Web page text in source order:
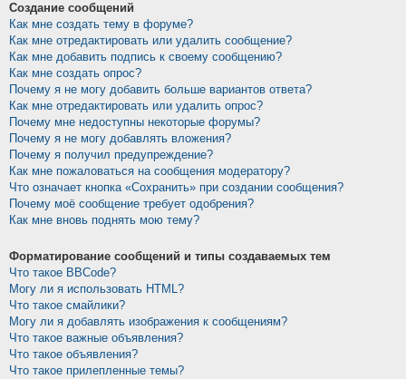
Создание сообщений
Как мне создать тему в форуме?
Как мне отредактировать или удалить сообщение?
Как мне добавить подпись к своему сообщению?
Как мне создать опрос?
Почему я не могу добавить больше вариантов ответа?
Как мне отредактировать или удалить опрос?
Почему мне недоступны некоторые форумы?
Почему я не могу добавлять вложения?
Почему я получил предупреждение?
Как мне пожаловаться на сообщения модератору?
Что означает кнопка «Сохранить» при создании сообщения?
Почему моё сообщение требует одобрения?
Как мне вновь поднять мою тему?
Форматирование сообщений и типы создаваемых тем
Что такое BBCode?
Могу ли я использовать HTML?
Что такое смайлики?
Могу ли я добавлять изображения к сообщениям?
Что такое важные объявления?
Что такое объявления?
Что такое прилепленные темы?